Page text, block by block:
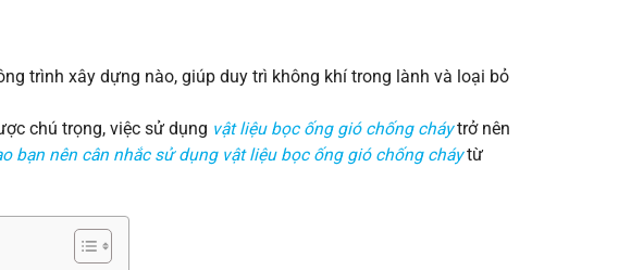
trình xây dựng nào, giúp duy trì không khí trong lành và loại bỏ
chú trọng, việc sử dụng vật liệu bọc ống gió chống cháytrở nên
bạn nên cân nhắc sử dụng vật liệu bọc ống gió chống cháytừ